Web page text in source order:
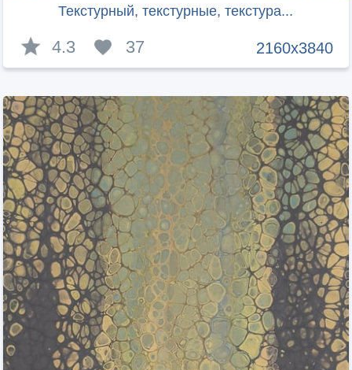
Текстурный, текстурные, текстура...
2160x3840
4.3 37